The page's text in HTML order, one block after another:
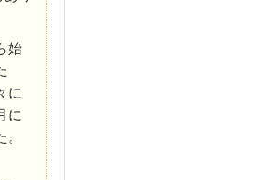
始
に
に